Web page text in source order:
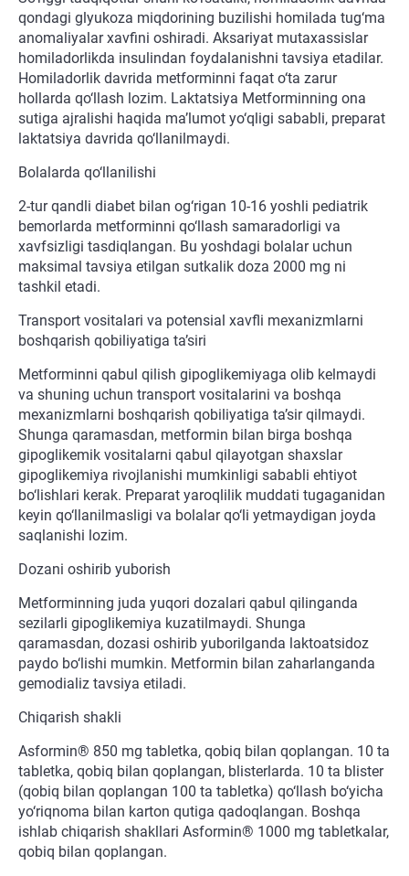
qondagi glyukoza miqdorining buzilishi homilada tug‘ma
anomaliyalar xavfini oshiradi. Aksariyat mutaxassislar
homiladorlikda insulindan foydalanishni tavsiya etadilar.
Homiladorlik davrida metforminni faqat o‘ta zarur
hollarda qo‘llash lozim. Laktatsiya Metforminning ona
sutiga ajralishi haqida ma’lumot yo‘qligi sababli, preparat
laktatsiya davrida qo‘llanilmaydi.
Bolalarda qo‘llanilishi
2-tur qandli diabet bilan og‘rigan 10-16 yoshli pediatrik
bemorlarda metforminni qo‘llash samaradorligi va
xavfsizligi tasdiqlangan. Bu yoshdagi bolalar uchun
maksimal tavsiya etilgan sutkalik doza 2000 mg ni
tashkil etadi.
Transport vositalari va potensial xavfli mexanizmlarni
boshqarish qobiliyatiga ta’siri
Metforminni qabul qilish gipoglikemiyaga olib kelmaydi
va shuning uchun transport vositalarini va boshqa
mexanizmlarni boshqarish qobiliyatiga ta’sir qilmaydi.
Shunga qaramasdan, metformin bilan birga boshqa
gipoglikemik vositalarni qabul qilayotgan shaxslar
gipoglikemiya rivojlanishi mumkinligi sababli ehtiyot
bo‘lishlari kerak. Preparat yaroqlilik muddati tugaganidan
keyin qo‘llanilmasligi va bolalar qo‘li yetmaydigan joyda
saqlanishi lozim.
Dozani oshirib yuborish
Metforminning juda yuqori dozalari qabul qilinganda
sezilarli gipoglikemiya kuzatilmaydi. Shunga
qaramasdan, dozasi oshirib yuborilganda laktoatsidoz
paydo bo‘lishi mumkin. Metformin bilan zaharlanganda
gemodializ tavsiya etiladi.
Chiqarish shakli
Asformin® 850 mg tabletka, qobiq bilan qoplangan. 10 ta
tabletka, qobiq bilan qoplangan, blisterlarda. 10 ta blister
(qobiq bilan qoplangan 100 ta tabletka) qo‘llash bo‘yicha
yo‘riqnoma bilan karton qutiga qadoqlangan. Boshqa
ishlab chiqarish shakllari Asformin® 1000 mg tabletkalar,
qobiq bilan qoplangan.